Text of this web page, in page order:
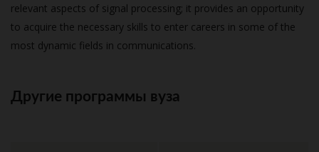
relevant aspects of signal processing; it provides an opportunity
to acquire the necessary skills to enter careers in some of the
most dynamic fields in communications.
Другие программы вуза